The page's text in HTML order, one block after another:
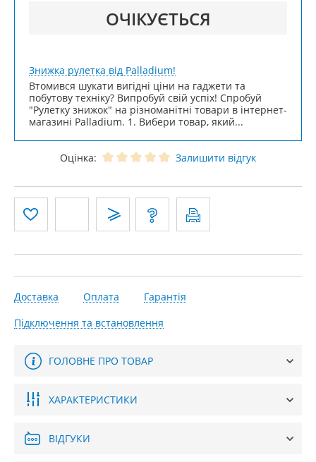
ОЧІКУЄТЬСЯ
Знижка рулетка від Palladium!
Втомився шукати вигідні ціни на гаджети та
побутову техніку? Випробуй свій успіх! Спробуй
"Рулетку знижок" на різноманітні товари в інтернет-
магазині Palladium. 1. Вибери товар, який...
Оцінка: Залишити відгук
Доставка Оплата
Гарантія
Підключення та встановлення
ГОЛОВНЕ ПРО ТОВАР
ХАРАКТЕРИСТИКИ
ВІДГУКИ